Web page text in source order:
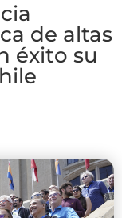
de altas
éxito su